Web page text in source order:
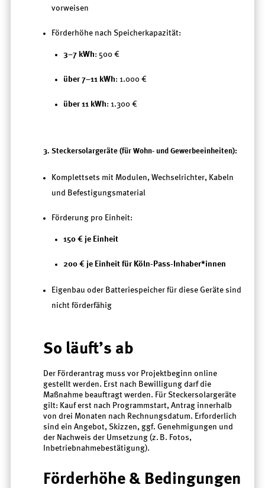
vorweisen
Förderhöhe nach Speicherkapazität:
3–7 kWh: 500 €
über 7–11 kWh: 1.000 €
über 11 kWh: 1.300 €
3. Steckersolargeräte(für Wohn- und Gewerbeeinheiten):
Komplettsets mit Modulen, Wechselrichter, Kabeln
und Befestigungsmaterial
Förderung pro Einheit:
150 € je Einheit
200 € je Einheit für Köln-Pass-Inhaber*innen
Eigenbau oder Batteriespeicher für diese Geräte sind
nicht förderfähig
So läuft’s ab
Der Förderantrag muss vor Projektbeginn online
gestellt werden. Erst nach Bewilligung darf die
Maßnahme beauftragt werden. Für Steckersolargeräte
gilt: Kauf erst nach Programmstart, Antrag innerhalb
von drei Monaten nach Rechnungsdatum. Erforderlich
sind ein Angebot, Skizzen, ggf. Genehmigungen und
der Nachweis der Umsetzung (z. B. Fotos,
Inbetriebnahmebestätigung).
Förderhöhe & Bedingungen